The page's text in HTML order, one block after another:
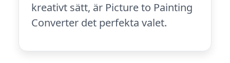
kreativt sätt, är Picture to Painting
Converter det perfekta valet.